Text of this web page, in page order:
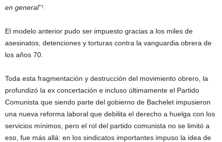
en general”⁷.
El modelo anterior pudo ser impuesto gracias a los miles de
asesinatos, detenciones y torturas contra la vanguardia obrera de
los años 70.
Toda esta fragmentación y destrucción del movimiento obrero, la
profundizó la ex concertación e incluso últimamente el Partido
Comunista que siendo parte del gobierno de Bachelet impusieron
una nueva reforma laboral que debilita el derecho a huelga con los
servicios mínimos, pero el rol del partido comunista no se limitó a
eso, fue más allá: en los sindicatos importantes impuso la idea de